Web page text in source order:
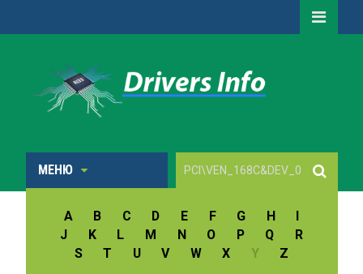
МЕНЮ
A B C D E F G H
I
J
K L M N O P Q
R
S
T U V W X Y Z